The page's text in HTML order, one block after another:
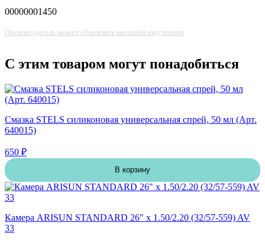
00000001450
Производитель может обновлять внешний вид товара
С этим товаром могут понадобиться
Смазка STELS силиконовая универсальная спрей, 50 мл (Арт.
640015)
650 ₽
В корзину
Камера ARISUN STANDARD 26" x 1.50/2.20 (32/57-559) AV
33